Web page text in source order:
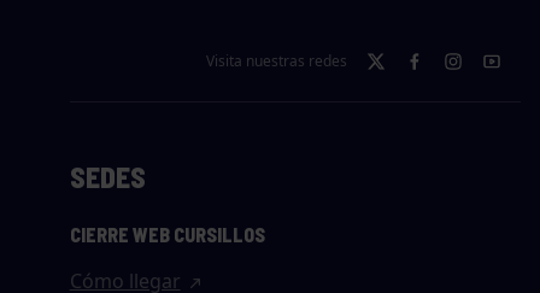
Visita nuestras redes
SEDES
CIERRE WEB CURSILLOS
Cómo llegar